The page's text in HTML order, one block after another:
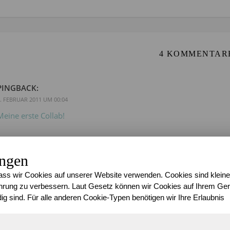
4
FEBRUAR 2011 UM 00:04
erste Collab!
AUGUST 2012 UM 20:16
wunderschön mal alles zusammen zu sehen. Eine tolle
wir Cookies auf unserer Website verwenden. Cookies sind
zu verbessern. Laut Gesetz können wir Cookies auf Ihrem
sind. Für alle anderen Cookie-Typen benötigen wir Ihre Erlaubnis